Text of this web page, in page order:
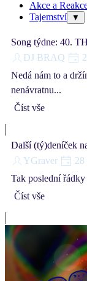
Akce a
Tajemství
▼
Song týdne: 40.
DJ BRAQ
Nedá nám to a
nenávratnu...
Číst vše
Další (tý)deníček
YGraver
28
Tak poslední
Číst vše